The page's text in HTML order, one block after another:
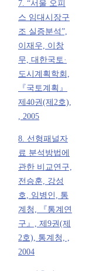
7. “서울 오피
스 임대시장구
조 실증분석”,
이재우, 이창
무, 대한국토·
도시계획학회,
『국토계획』
제40권(제2호),
, 2005
8. 선형패널자
료 분석방법에
관한 비교연구,
전승훈, 강성
호, 임병인, 통
계청, 『통계연
구』, 제9권(제
2호), 통계청, ,
2004